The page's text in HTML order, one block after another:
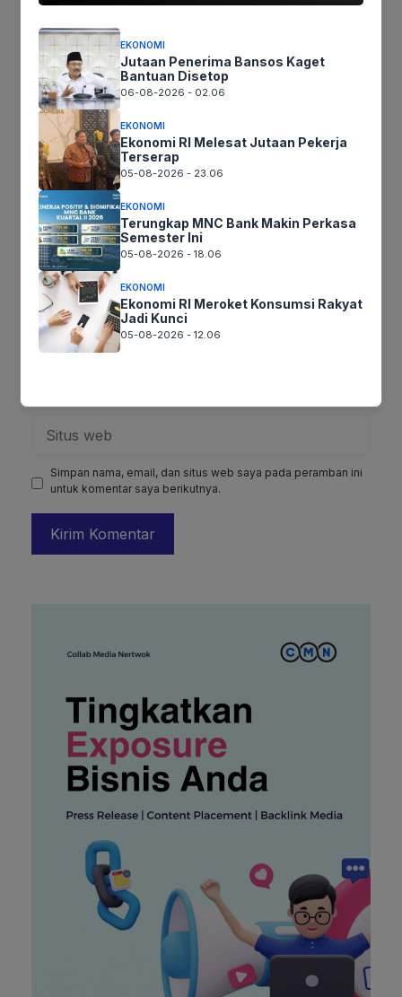
Tinggalkan komentar
Komentar
Nama
Simpan nama, email, dan situs web saya pada peramban ini
untuk komentar saya berikutnya.
EKONOMI
Jutaan Penerima Bansos Kaget
Bantuan Disetop
06-08-2026 - 02.06
EKONOMI
Ekonomi RI Melesat Jutaan Pekerja
Terserap
05-08-2026 - 23.06
EKONOMI
Terungkap MNC Bank Makin Perkasa
Semester Ini
05-08-2026 - 18.06
EKONOMI
Ekonomi RI Meroket Konsumsi Rakyat
Jadi Kunci
05-08-2026 - 12.06